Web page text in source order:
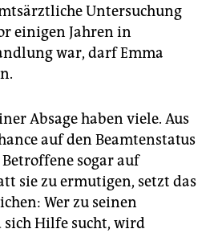
Untersuchung
einigen Jahren in
war, darf Emma
Absage haben viele. Aus
auf den Beamtenstatus
sogar auf
sie zu ermutigen, setzt das
Wer zu seinen
Hilfe sucht, wird